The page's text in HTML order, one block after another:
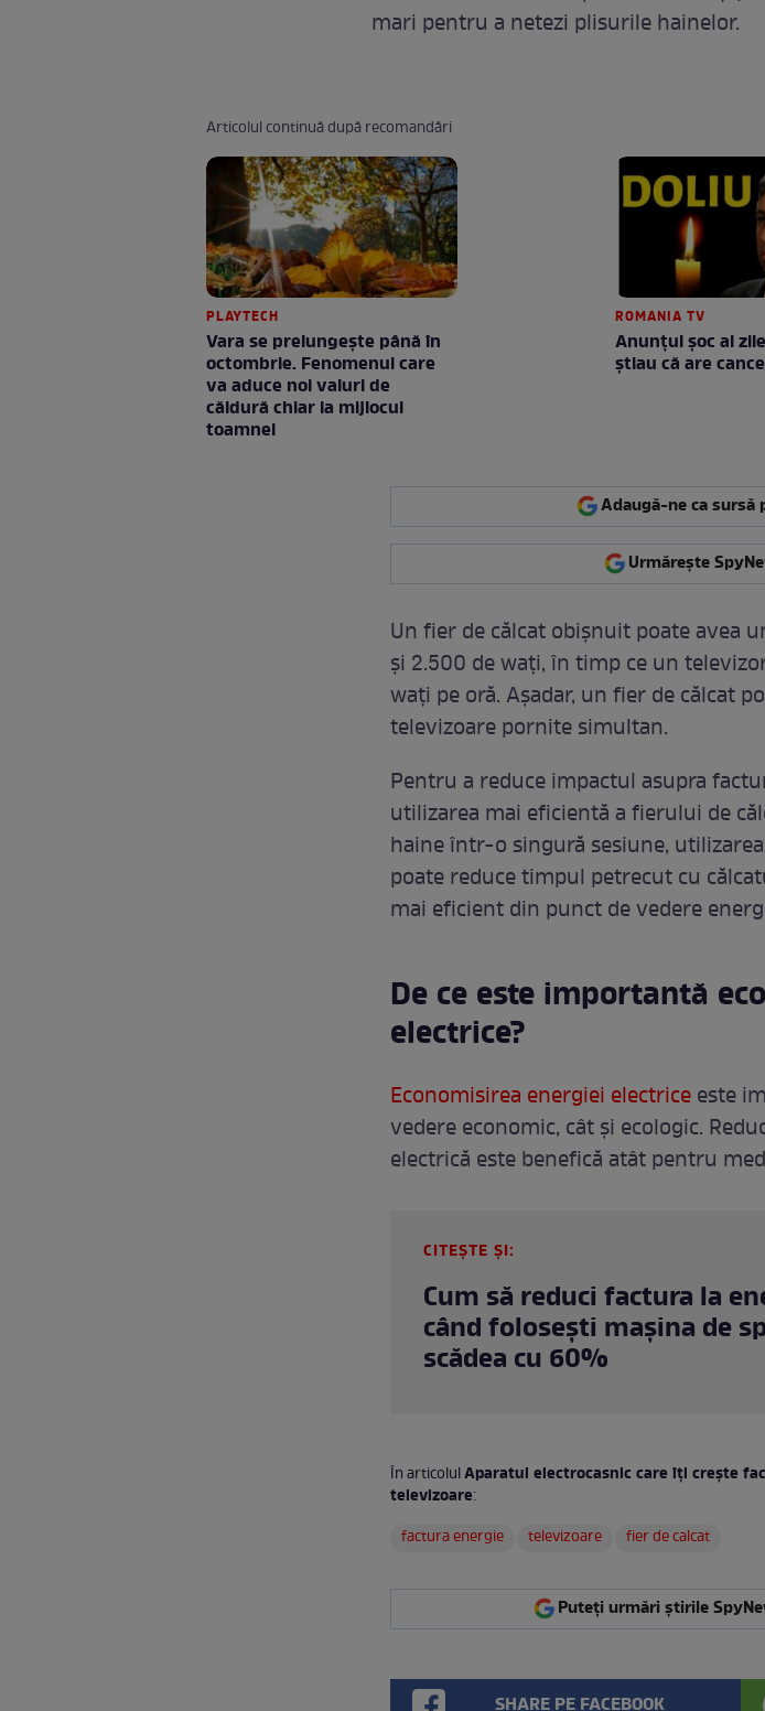
mari pentru a netezi plisurile hainelor.
Articolul continuă după recomandări
PLAYTECH
Vara se prelungeşte până în
octombrie. Fenomenul care
va aduce noi valuri de
căldură chiar la mijlocul
toamnei
ROMANIA TV
Anunţul şoc al
ştiau că are
Adaugă-ne ca sursă
Urmărește
Un fier de călcat obișnuit poate avea
și 2.500 de wați, în timp ce un
wați pe oră. Așadar, un fier de călcat
televizoare pornite simultan.
Pentru a reduce impactul asupra
utilizarea mai eficientă a fierului de
haine într-o singură sesiune,
poate reduce timpul petrecut cu
mai eficient din punct de vedere
De ce este importantă
electrice?
Economisirea energiei electriceeste
vedere economic, cât și ecologic.
electrică este benefică atât pentru
CITEȘTE ȘI:
Cum să reduci factura la
când folosești mașina de
scădea cu 60%
În articolulAparatul electrocasnic care îți crește
televizoare:
factura energie
televizoare fier de calcat
Puteți urmări știrile